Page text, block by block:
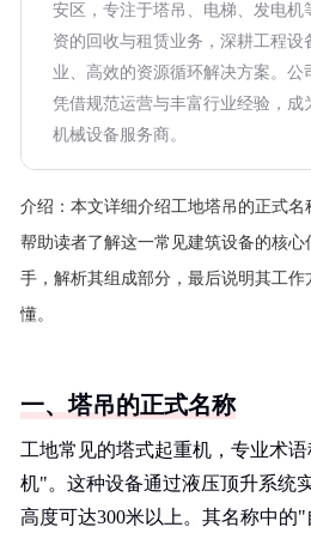
安区，专注于塔吊、电梯、发电机
资的回收与租赁业务，深耕工程设
业、高效的资源循环解决方案。公
凭借规范运营与丰富行业经验，成
机械设备服务商。
介绍： 本文详细介绍工地塔吊的正式名
帮助读者了解这一常见建筑设备的核
手，解析其组成部分，最后说明其工
懂。
一、塔吊的正式名称
工地常见的塔式起重机，专业术
机"。这种设备通过液压顶升系统
高度可达300米以上。其名称中的